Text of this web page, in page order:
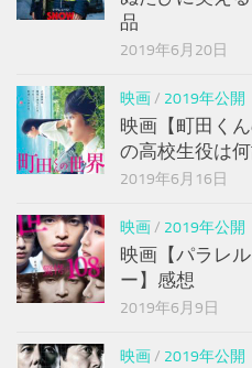
品
2019年6月20日
映画/ 2019年公開
映画【町田く
の高校生役は
2019年6月16日
映画/ 2019年公開
映画【パラレ
ー】感想
2019年6月9日
映画/ 2019年公開